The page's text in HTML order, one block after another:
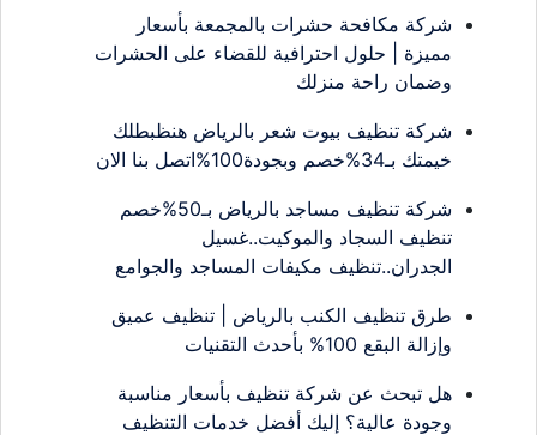
شركة مكافحة حشرات بالمجمعة بأسعار
مميزة | حلول احترافية للقضاء على الحشرات
وضمان راحة منزلك
شركة تنظيف بيوت شعر بالرياض هنظبطلك
خيمتك بـ34%خصم وبجودة100%اتصل بنا الان
شركة تنظيف مساجد بالرياض بـ50%خصم
تنظيف السجاد والموكيت..غسيل
الجدران..تنظيف مكيفات المساجد والجوامع
طرق تنظيف الكنب بالرياض | تنظيف عميق
وإزالة البقع 100% بأحدث التقنيات
هل تبحث عن شركة تنظيف بأسعار مناسبة
وجودة عالية؟ إليك أفضل خدمات التنظيف